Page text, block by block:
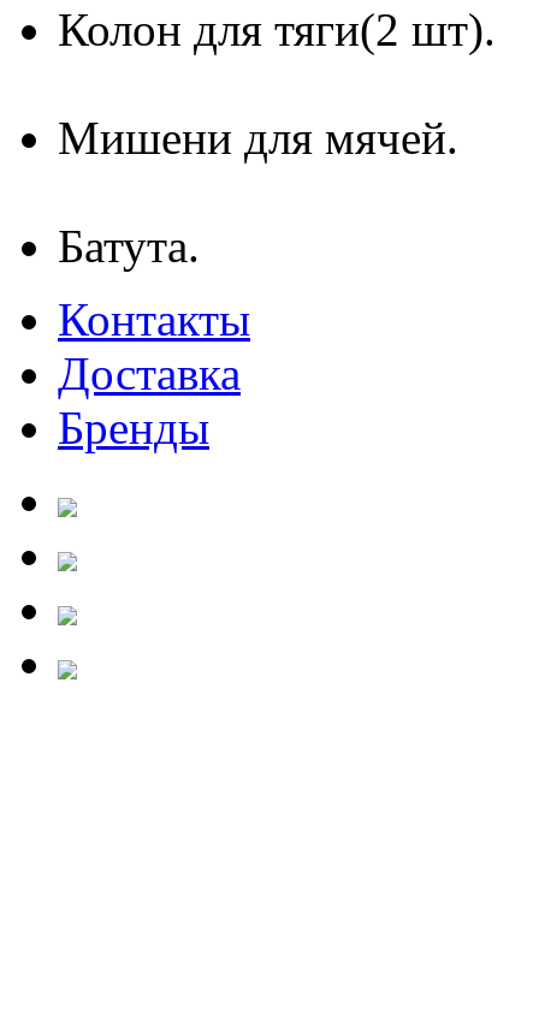
Колон для тяги(2 шт).
Мишени для мячей.
Батута.
Контакты
Доставка
Бренды